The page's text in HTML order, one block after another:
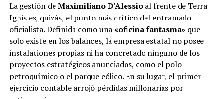
La gestión deMaximiliano D’Alessioal frente de Terra
Ignis es, quizás, el punto más crítico del entramado
oficialista. Definida como una«oficina fantasma»que
solo existe en los balances, la empresa estatal no posee
instalaciones propias ni ha concretado ninguno de los
proyectos estratégicos anunciados, como el polo
petroquímico o el parque eólico. En su lugar, el primer
ejercicio contable arrojó pérdidas millonarias por